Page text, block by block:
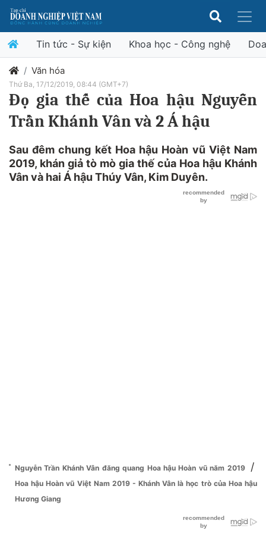
Tin tức - Sự kiện Khoa học - Công nghệ
Văn hóa
Thứ Ba, 17/12/2019, 08:44 (GMT+7)
Đọ gia thế của Hoa hậu Nguyễn
Trần Khánh Vân và 2 Á hậu
Sau đêm chung kết Hoa hậu Hoàn vũ Việt Nam
2019, khán giả tò mò gia thế của Hoa hậu Khánh
Vân và hai Á hậu Thúy Vân, Kim Duyên.
Nguyễn Trần Khánh Vân đăng quang Hoa hậu Hoàn vũ năm 2019 /
Hoa hậu Hoàn vũ Việt Nam 2019 - Khánh Vân là học trò của Hoa hậu
Hương Giang